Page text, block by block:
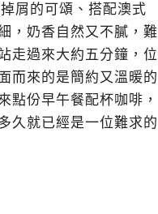
屑的可頌、搭配澳式
，奶香自然又不膩，難
走過來大約五分鐘，位
而來的是簡約又溫暖的
點份早午餐配杯咖啡，
久就已經是一位難求的